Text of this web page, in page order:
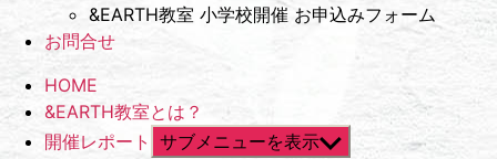
&EARTH教室 小学校開催 お申込みフォーム
お問合せ
HOME
&EARTH教室とは？
開催レポート サブメニューを表示